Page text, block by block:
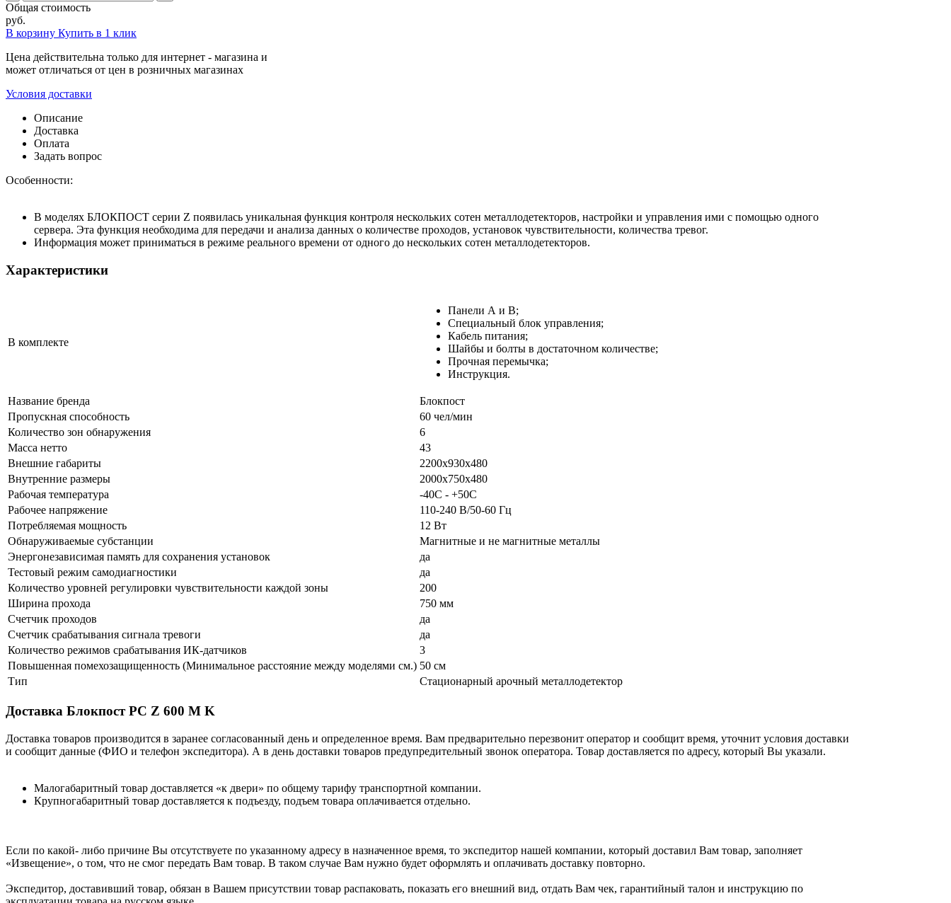
Общая стоимость
руб.
В корзину Купить в 1 клик
Цена действительна только для интернет - магазина и
может отличаться от цен в розничных магазинах
Условия доставки
Описание
Доставка
Оплата
Задать вопрос
Особенности:
В моделях БЛОКПОСТ серии Z появилась уникальная функция контроля нескольких сотен металлодетекторов, настройки и управления ими с помощью одного
сервера. Эта функция необходима для передачи и анализа данных о количестве проходов, установок чувствительности, количества тревог.
Информация может приниматься в режиме реального времени от одного до нескольких сотен металлодетекторов.
Характеристики
В комплекте
Панели А и В;
Специальный блок управления;
Кабель питания;
Шайбы и болты в достаточном количестве;
Прочная перемычка;
Инструкция.
Название бренда
Блокпост
Пропускная способность
60 чел/мин
Количество зон обнаружения
6
Масса нетто
43
Внешние габариты
2200х930х480
Внутренние размеры
2000х750х480
Рабочая температура
-40С - +50С
Рабочее напряжение
110-240 В/50-60 Гц
Потребляемая мощность
12 Вт
Обнаруживаемые субстанции
Магнитные и не магнитные металлы
Энергонезависимая память для сохранения установок
да
Тестовый режим самодиагностики
да
Количество уровней регулировки чувствительности каждой зоны
200
Ширина прохода
750 мм
Счетчик проходов
да
Счетчик срабатывания сигнала тревоги
да
Количество режимов срабатывания ИК-датчиков
3
Повышенная помехозащищенность (Минимальное расстояние между моделями см.) 50 см
Тип
Стационарный арочный металлодетектор
Доставка Блокпост PC Z 600 M K
Доставка товаров производится в заранее согласованный день и определенное время. Вам предварительно перезвонит оператор и сообщит время, уточнит условия доставки
и сообщит данные (ФИО и телефон экспедитора). А в день доставки товаров предупредительный звонок оператора. Товар доставляется по адресу, который Вы указали.
Малогабаритный товар доставляется «к двери» по общему тарифу транспортной компании.
Крупногабаритный товар доставляется к подъезду, подъем товара оплачивается отдельно.
Если по какой- либо причине Вы отсутствуете по указанному адресу в назначенное время, то экспедитор нашей компании, который доставил Вам товар, заполняет
«Извещение», о том, что не смог передать Вам товар. В таком случае Вам нужно будет оформлять и оплачивать доставку повторно.
Экспедитор, доставивший товар, обязан в Вашем присутствии товар распаковать, показать его внешний вид, отдать Вам чек, гарантийный талон и инструкцию по